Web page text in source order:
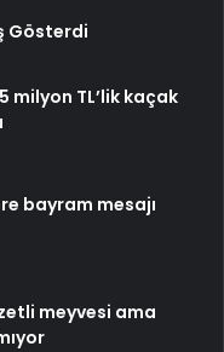
Gösterdi
milyon TL’lik kaçak
bayram mesajı
meyvesi ama